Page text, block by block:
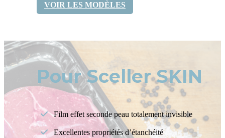
VOIR LES MODÈLES
Pour Sceller SKIN
Film effet seconde peau totalement invisible
Excellentes propriétés d’étanchéité